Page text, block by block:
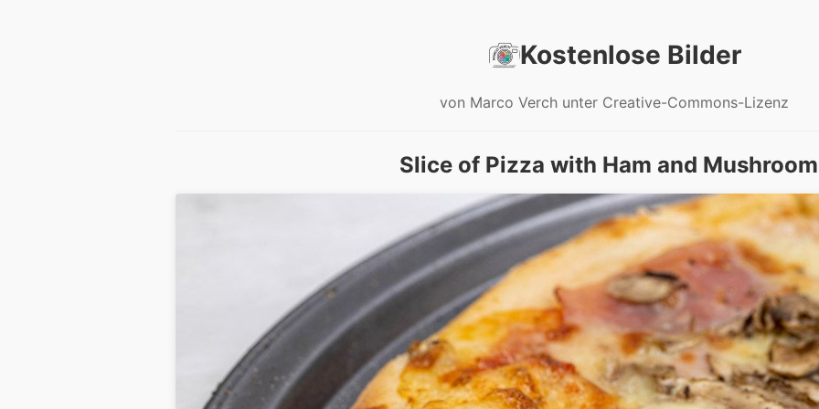
Kostenlose Bilder
von Marco Verch unter Creative-Commons-Lizenz
Slice of Pizza with Ham and